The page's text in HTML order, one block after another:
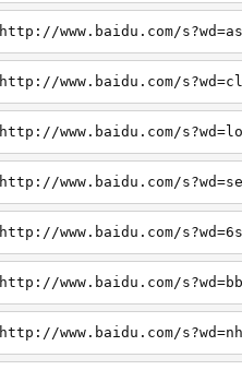
http://www.baidu.com/
http://www.baidu.com/
http://www.baidu.com/
http://www.baidu.com/
http://www.baidu.com/
http://www.baidu.com/
http://www.baidu.com/